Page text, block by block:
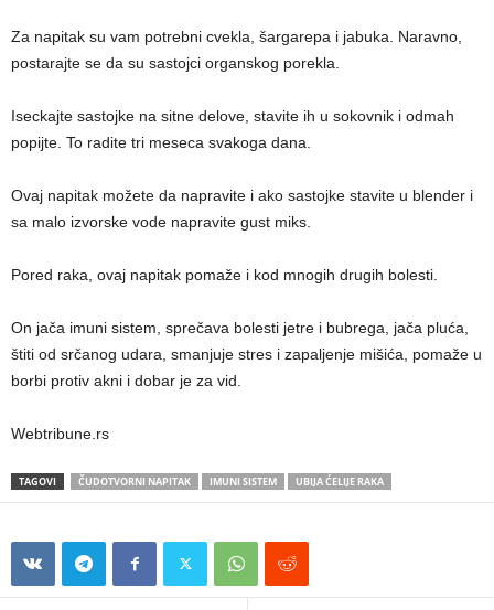
Za napitak su vam potrebni cvekla, šargarepa i jabuka. Naravno,
postarajte se da su sastojci organskog porekla.
Iseckajte sastojke na sitne delove, stavite ih u sokovnik i odmah
popijte. To radite tri meseca svakoga dana.
Ovaj napitak možete da napravite i ako sastojke stavite u blender i
sa malo izvorske vode napravite gust miks.
Pored raka, ovaj napitak pomaže i kod mnogih drugih bolesti.
On jača imuni sistem, sprečava bolesti jetre i bubrega, jača pluća,
štiti od srčanog udara, smanjuje stres i zapaljenje mišića, pomaže u
borbi protiv akni i dobar je za vid.
Webtribune.rs
TAGOVI ČUDOTVORNI NAPITAK IMUNI SISTEM UBIJA ĆELIJE RAKA